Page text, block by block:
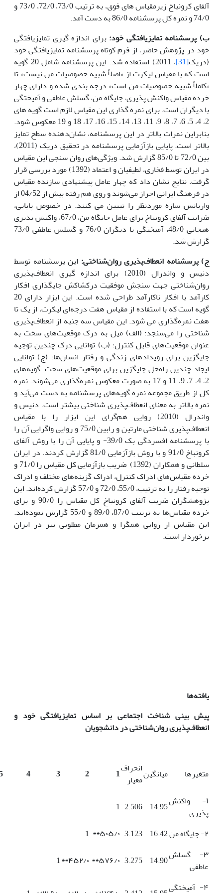
آلفای کرونباخ زیرمقیاس های فوق، به ترتیب 73/0، 72/0، 73/0 و
74/0 و نمره کل پرسشنامه 86/0 به دست آمد.
ب) پرسشنامه تمایزیافتگی خود:برای اندازه گیری تمایزیافتگی
خود در پژوهش حاضر، از فرم کوتاه پرسشنامه تمایزیافتگی خود
(دریک[31]
، 2011) استفاده شد. این پرسشنامه شامل 20 گویه
است که با مقیاس لیکرت از «اصلاً شبیه خصوصیات من نیست» تا
«کاملاً شبیه خصوصیات من است» درجه بندی شده و دارای چهار
خرده مقیاس واکنش پذیری، جایگاه من، گسلش عاطفی و آمیختگی
با دیگران است. برای نمره گذاری این مقیاس لازم است گویه های
2، 4، 5، 6، 7، 8، 9، 11، 13، 14، 15، 16، 17، 18 و 19 معکوس شود.
بنابراین نمرات بالاتر در این پرسشنامه، نشان‌دهنده سطح تمایز
بالاتر است. پایایی بازآزمایی پرسشنامه در تحقیق دریک (2011)،
بین 72/0 تا 85/0 گزارش شد. ویژگی‌های روان سنجی این مقیاس
در ایران توسط فخاری، لطیفیان و اعتماد (1392) مورد بررسی قرار
گرفت. نتایج نشان داد که چهار عامل پیشنهادی سازنده مقیاس
در فرهنگ ایرانی احراز می‌شوند و روی هم رفته بیش از 04/52 از
واریانس سازه موردنظر را تبیین می کنند. در خصوص پایایی،
ضرایب آلفای کرونباخ برای عامل جایگاه من، 67/0، واکنش پذیری
هیجانی 48/0، آمیختگی با دیگران 76/0 و گسلش عاطفی 73/0
گزارش شد.
ج) پرسشنامه انعطاف‌پذیری روان‌شناختی: این پرسشنامه توسط
دنیس و واندرال (2010) برای اندازه گیری انعطاف‌پذیری
روان‌شناختی جهت سنجش موفقیت درکشاکش جایگذاری افکار
کارآمد با افکار ناکارآمد طراحی شده است. این ابزار دارای 20
گویه است که با استفاده از مقیاس هفت درجه‌ای لیکرت، از یک تا
هفت نمره‌گذاری می شود. این مقیاس سه جنبه از انعطاف‌پذیری
شناختی را می‌سنجد: (الف) میل به درک موقعیت‌های سخت به
عنوان موقعیت‌های قابل کنترل؛ (ب) توانایی درک چندین توجیه
جایگزین برای رویدادهای زندگی و رفتار انسان‌ها؛ (ج) توانایی
ایجاد چندین راه‌حل جایگزین برای موقعیت‌های سخت. گویه‌های
2، 4، 7، 9، 11 و 17 به صورت معکوس نمره‌گذاری می‌شوند. نمره
کل از طریق مجموعه نمره گویه‌های پرسشنامه به دست می‌آید و
نمره بالاتر به معنای انعطاف‌پذیری شناختی بیشتر است. دنیس و
واندرال (2010) روایی هم‌گرای این ابزار را با مقیاس
انعطاف‌پذیری شناختی مارتین و رابین 75/0 و روایی واگرایی آن را
با پرسشنامه افسردگی بک 39/0- و پایایی آن را با روش آلفای
کرونباخ 91/0 و با روش بازآزمایی 81/0 گزارش کردند. در ایران
سلطانی و همکاران (1392) ضریب بازآزمایی کل مقیاس را 71/0 و
خرده مقیاس‌های ادراک کنترل، ادراک گزینه‌های مختلف و ادراک
توجیه رفتار را به ترتیب، 55/0، 72/0 و 57/0 گزارش کرده‌اند. این
پژوهشگران ضریب آلفای کرونباخ کل مقیاس را 90/0 و برای
خرده مقیاس‌ها به ترتیب 87/0، 89/0 و 55/0 گزارش نموده‌اند.
این مقیاس از روایی همگرا و همزمان مطلوبی نیز در ایران
برخوردار است.
یافته‌ها
پیش بینی شناخت اجتماعی بر اساس تمایزیافتگی خود و
انعطاف‌پذیریروان‌شناختی در دانشجویان
متغیرها میانگینانحراف
معیار 1
2
3
4
۱- واکنش
پذیری
14.95
2.506
1
۲- جایگاه من
16.42
3.123 ۵۰۵/۰**
1
۳- گسلش
عاطفی
14.90
3.275 ۵۷۶/۰** ۴۵۲/۰** 1
۴- آمیختگی